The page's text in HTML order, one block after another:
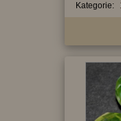
Kategorie: